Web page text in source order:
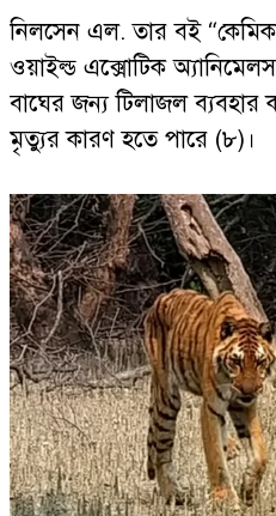
নিলসেন এল. তার বই
ওয়াইল্ড এক্সোটিক
বাঘের জন্য টিলাজল
মৃত্যুর কারণ হতে পারে (৮)।